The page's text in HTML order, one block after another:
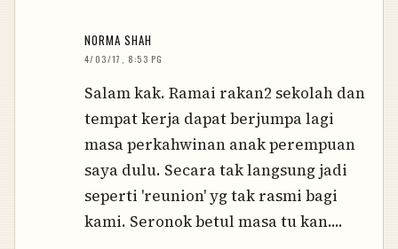
NORMA SHAH
4/03/17, 8:53 PG
Salam kak. Ramai rakan2 sekolah dan
tempat kerja dapat berjumpa lagi
masa perkahwinan anak perempuan
saya dulu. Secara tak langsung jadi
seperti 'reunion' yg tak rasmi bagi
kami. Seronok betul masa tu kan....